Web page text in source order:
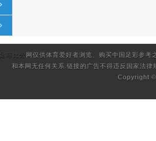
足球比分 网仅供体育爱好者浏览、购买中国足彩参
和本网无任何关系.链接的广告不得违反国家法律
Copyright